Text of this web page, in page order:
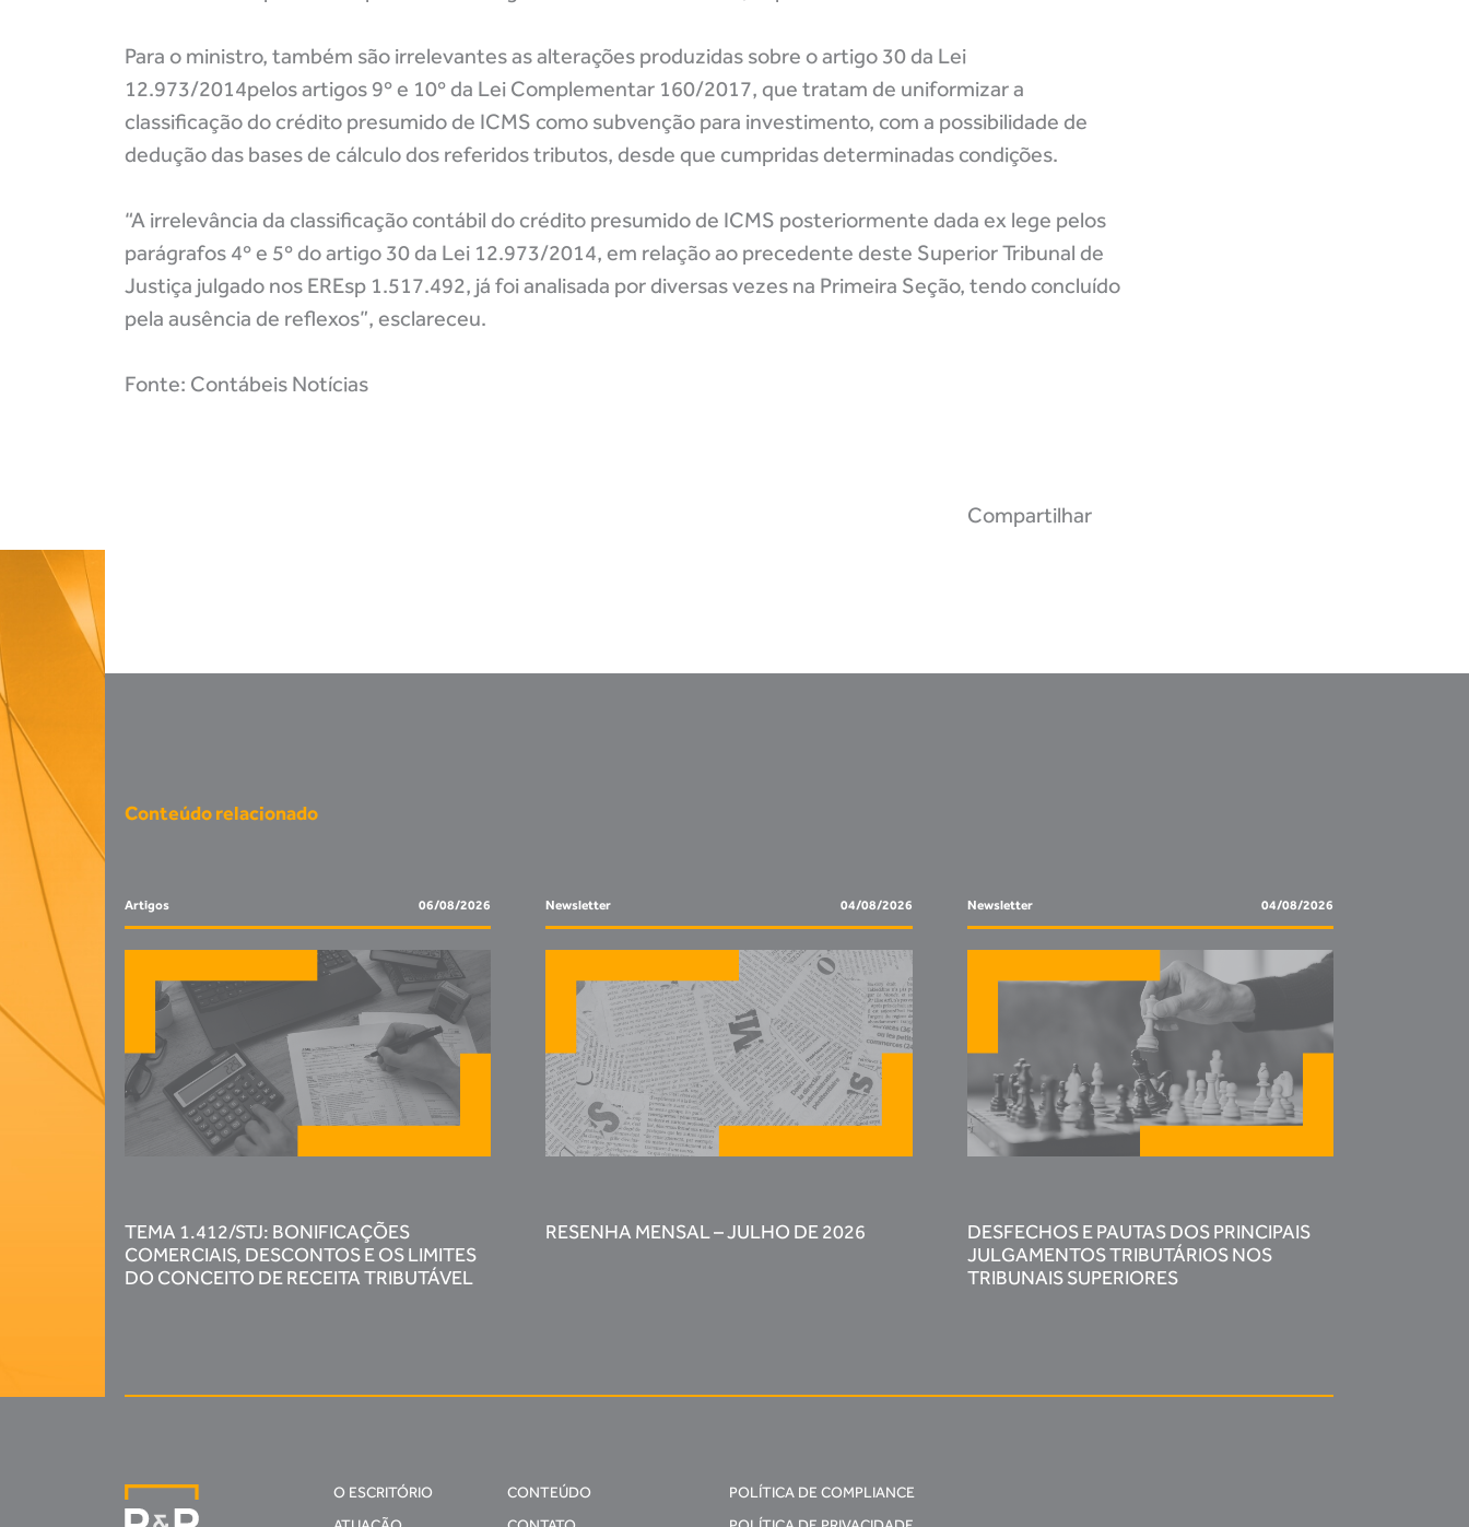
Para o ministro, também são irrelevantes as alterações produzidas sobre o artigo 30 da Lei
12.973/2014pelos artigos 9º e 10º da Lei Complementar 160/2017, que tratam de uniformizar a
classificação do crédito presumido de ICMS como subvenção para investimento, com a possibilidade de
dedução das bases de cálculo dos referidos tributos, desde que cumpridas determinadas condições.
“A irrelevância da classificação contábil do crédito presumido de ICMS posteriormente dada ex lege pelos
parágrafos 4º e 5º do artigo 30 da Lei 12.973/2014, em relação ao precedente deste Superior Tribunal de
Justiça julgado nos EREsp 1.517.492, já foi analisada por diversas vezes na Primeira Seção, tendo concluído
pela ausência de reflexos”, esclareceu.
Fonte: Contábeis Notícias
Compartilhar
Conteúdo relacionado
Artigos 06/08/2026
TEMA 1.412/STJ: BONIFICAÇÕES
COMERCIAIS, DESCONTOS E OS LIMITES
DO CONCEITO DE RECEITA TRIBUTÁVEL
Newsletter 04/08/2026
RESENHA MENSAL – JULHO DE 2026
Newsletter 04/08/2026
DESFECHOS E PAUTAS DOS PRINCIPAIS
JULGAMENTOS TRIBUTÁRIOS NOS
TRIBUNAIS SUPERIORES
O ESCRITÓRIO
CONTEÚDO
POLÍTICA DE COMPLIANCE